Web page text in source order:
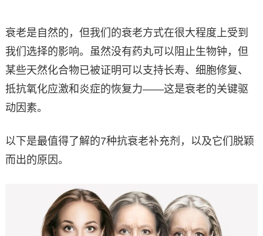
衰老是自然的，但我们的衰老方式在很大程度上受到
我们选择的影响。虽然没有药丸可以阻止生物钟，但
某些天然化合物已被证明可以支持长寿、细胞修复、
抵抗氧化应激和炎症的恢复力——这是衰老的关键驱
动因素。
以下是最值得了解的7种抗衰老补充剂，以及它们脱颖
而出的原因。